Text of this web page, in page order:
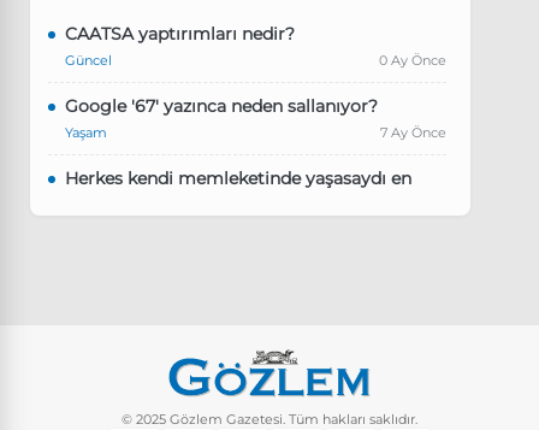
CAATSA yaptırımları nedir?
Güncel 0 Ay Önce
Google '67' yazınca neden sallanıyor?
Yaşam 7 Ay Önce
Herkes kendi memleketinde yaşasaydı en
Instagram’da keşfet nasıl temizlenir?
© 2025 Gözlem Gazetesi. Tüm hakları saklıdır.